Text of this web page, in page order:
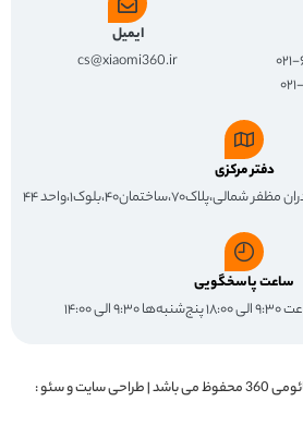
ایمیل
cs@xiaomi360.ir
دفتر مرکزی
۴۴
ساعت پاسخگویی
۱۴:۰۰
360
محفوظ می باشد | طراحی سایت و سئو :